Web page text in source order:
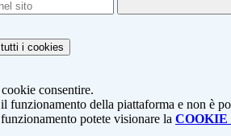
i cookies
consentire.
funzionamento della piattaforma e non è
potete visionare la